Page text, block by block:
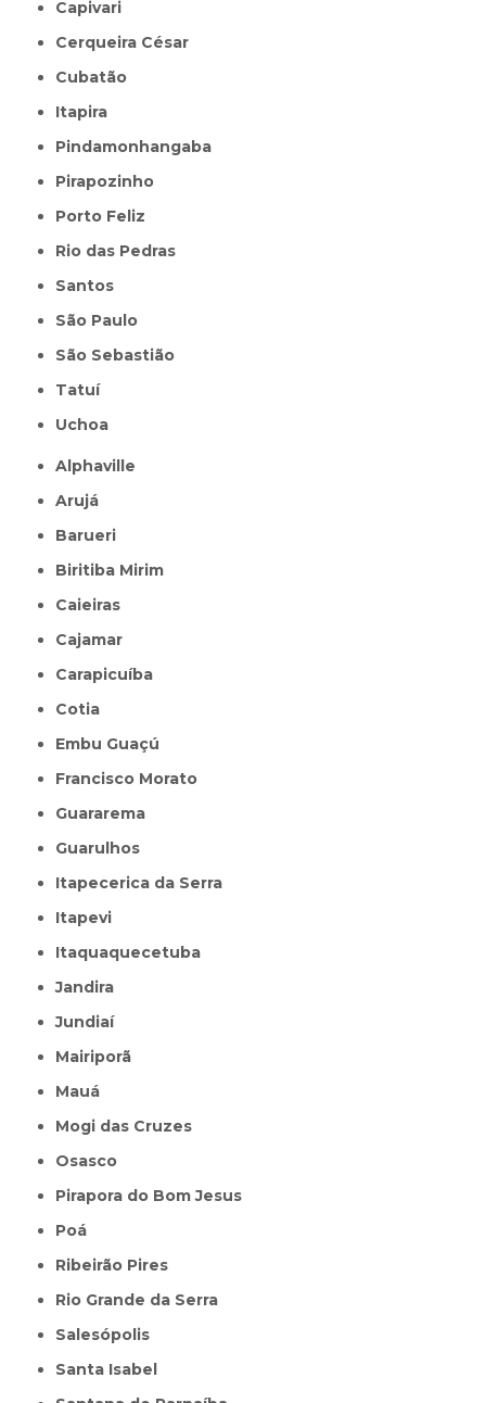
Capivari
Cerqueira César
Cubatão
Itapira
Pindamonhangaba
Pirapozinho
Porto Feliz
Rio das Pedras
Santos
São Paulo
São Sebastião
Tatuí
Uchoa
Alphaville
Arujá
Barueri
Biritiba Mirim
Caieiras
Cajamar
Carapicuíba
Cotia
Embu Guaçú
Francisco Morato
Guararema
Guarulhos
Itapecerica da Serra
Itapevi
Itaquaquecetuba
Jandira
Jundiaí
Mairiporã
Mauá
Mogi das Cruzes
Osasco
Pirapora do Bom Jesus
Poá
Ribeirão Pires
Rio Grande da Serra
Salesópolis
Santa Isabel